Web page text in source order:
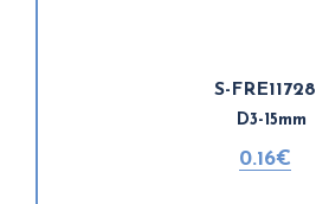
S-FRE11728
D3-15mm
0.16€